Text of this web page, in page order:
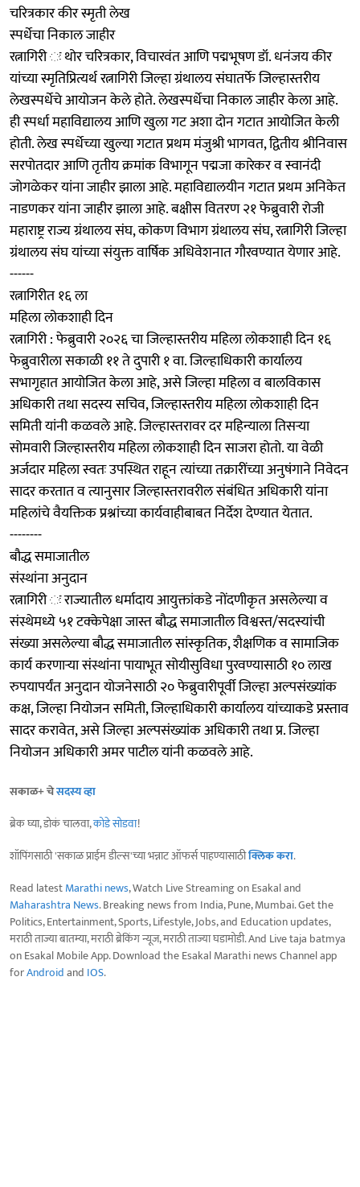
चरित्रकार कीर स्मृती लेख
स्पर्धेचा निकाल जाहीर
रत्नागिरी ः थोर चरित्रकार, विचारवंत आणि पद्मभूषण डॉ. धनंजय कीर
यांच्या स्मृतिप्रित्यर्थ रत्नागिरी जिल्हा ग्रंथालय संघातर्फे जिल्हास्तरीय
लेखस्पर्धेचे आयोजन केले होते. लेखस्पर्धेचा निकाल जाहीर केला आहे.
ही स्पर्धा महाविद्यालय आणि खुला गट अशा दोन गटात आयोजित केली
होती. लेख स्पर्धेच्या खुल्या गटात प्रथम मंजुश्री भागवत, द्वितीय श्रीनिवास
सरपोतदार आणि तृतीय क्रमांक विभागून पद्मजा कारेकर व स्वानंदी
जोगळेकर यांना जाहीर झाला आहे. महाविद्यालयीन गटात प्रथम अनिकेत
नाडणकर यांना जाहीर झाला आहे. बक्षीस वितरण २१ फेब्रुवारी रोजी
महाराष्ट्र राज्य ग्रंथालय संघ, कोकण विभाग ग्रंथालय संघ, रत्नागिरी जिल्हा
ग्रंथालय संघ यांच्या संयुक्त वार्षिक अधिवेशनात गौरवण्यात येणार आहे.
------
रत्नागिरीत १६ ला
महिला लोकशाही दिन
रत्नागिरी : फेब्रुवारी २०२६ चा जिल्हास्तरीय महिला लोकशाही दिन १६
फेब्रुवारीला सकाळी ११ ते दुपारी १ वा. जिल्हाधिकारी कार्यालय
सभागृहात आयोजित केला आहे, असे जिल्हा महिला व बालविकास
अधिकारी तथा सदस्य सचिव, जिल्हास्तरीय महिला लोकशाही दिन
समिती यांनी कळवले आहे. जिल्हास्तरावर दर महिन्याला तिसऱ्या
सोमवारी जिल्हास्तरीय महिला लोकशाही दिन साजरा होतो. या वेळी
अर्जदार महिला स्वतः उपस्थित राहून त्यांच्या तक्रारींच्या अनुषंगाने निवेदन
सादर करतात व त्यानुसार जिल्हास्तरावरील संबंधित अधिकारी यांना
महिलांचे वैयक्तिक प्रश्नांच्या कार्यवाहीबाबत निर्देश देण्यात येतात.
--------
बौद्ध समाजातील
संस्थांना अनुदान
रत्नागिरी ः राज्यातील धर्मादाय आयुक्तांकडे नोंदणीकृत असलेल्या व
संस्थेमध्ये ५१ टक्केपेक्षा जास्त बौद्ध समाजातील विश्वस्त/सदस्यांची
संख्या असलेल्या बौद्ध समाजातील सांस्कृतिक, शैक्षणिक व सामाजिक
कार्य करणाऱ्या संस्थांना पायाभूत सोयीसुविधा पुरवण्यासाठी १० लाख
रुपयापर्यंत अनुदान योजनेसाठी २० फेब्रुवारीपूर्वी जिल्हा अल्पसंख्यांक
कक्ष, जिल्हा नियोजन समिती, जिल्हाधिकारी कार्यालय यांच्याकडे प्रस्ताव
सादर करावेत, असे जिल्हा अल्पसंख्यांक अधिकारी तथा प्र. जिल्हा
नियोजन अधिकारी अमर पाटील यांनी कळवले आहे.
सकाळ+ चेसदस्य व्हा
ब्रेक घ्या, डोकं चालवा,कोडे सोडवा!
शॉपिंगसाठी 'सकाळ प्राईम डील्स'च्या भन्नाट ऑफर्स पाहण्यासाठीक्लिक करा.
Read latestMarathi news, Watch Live Streaming on Esakal and
Maharashtra News. Breaking news from India, Pune, Mumbai. Get the
Politics, Entertainment, Sports, Lifestyle, Jobs, and Education updates,
मराठी ताज्या बातम्या, मराठी ब्रेकिंग न्यूज, मराठी ताज्या घडामोडी. And Live taja batmya
on Esakal Mobile App. Download the Esakal Marathi news Channel app
forAndroidand IOS.